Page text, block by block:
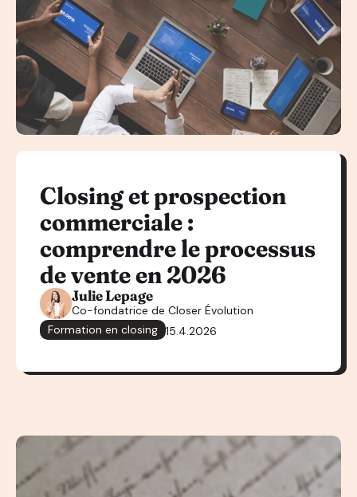
Closing et prospection
commerciale :
comprendre le processus
de vente en 2026
Julie Lepage
Co-fondatrice de Closer Évolution
Formation en closing 15.4.2026